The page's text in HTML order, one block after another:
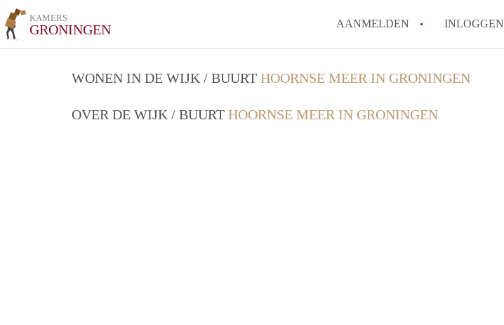
KAMERS
GRONINGEN AANMELDEN INLOGGEN
WONEN IN DE WIJK / BUURT HOORNSE MEER IN GRONINGEN
OVER DE WIJK / BUURT HOORNSE MEER IN GRONINGEN